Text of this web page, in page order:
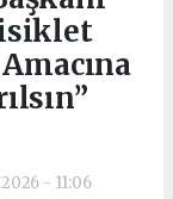
- 11:06